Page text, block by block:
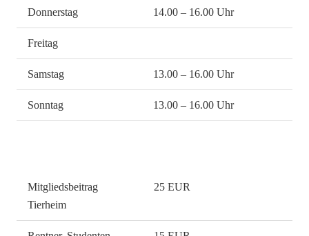
Donnerstag 14.00 – 16.00 Uhr
Freitag
Samstag 13.00 – 16.00 Uhr
Sonntag 13.00 – 16.00 Uhr
Mitgliedsbeitrag
Tierheim
25 EUR